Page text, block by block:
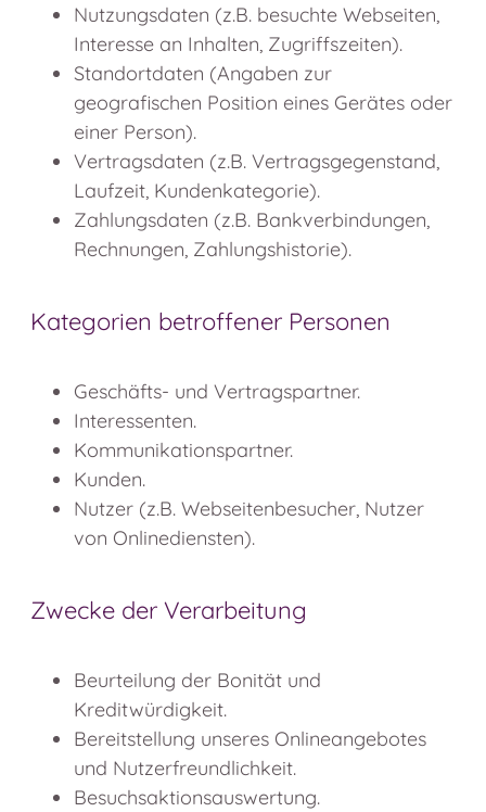
Nutzungsdaten (z.B. besuchte Webseiten,
Interesse an Inhalten, Zugriffszeiten).
Standortdaten (Angaben zur
geografischen Position eines Gerätes oder
einer Person).
Vertragsdaten (z.B. Vertragsgegenstand,
Laufzeit, Kundenkategorie).
Zahlungsdaten (z.B. Bankverbindungen,
Rechnungen, Zahlungshistorie).
Kategorien betroffener Personen
Geschäfts- und Vertragspartner.
Interessenten.
Kommunikationspartner.
Kunden.
Nutzer (z.B. Webseitenbesucher, Nutzer
von Onlinediensten).
Zwecke der Verarbeitung
Beurteilung der Bonität und
Kreditwürdigkeit.
Bereitstellung unseres Onlineangebotes
und Nutzerfreundlichkeit.
Besuchsaktionsauswertung.